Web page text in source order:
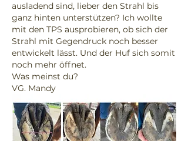
ausladend sind, lieber den Strahl bis
ganz hinten unterstützen? Ich wollte
mit den TPS ausprobieren, ob sich der
Strahl mit Gegendruck noch besser
entwickelt lässt. Und der Huf sich somit
noch mehr öffnet.
Was meinst du?
VG. Mandy